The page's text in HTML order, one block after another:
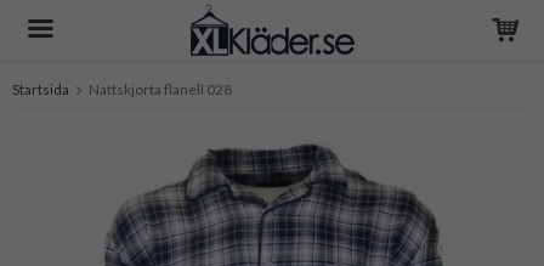
Startsida Nattskjorta flanell 028